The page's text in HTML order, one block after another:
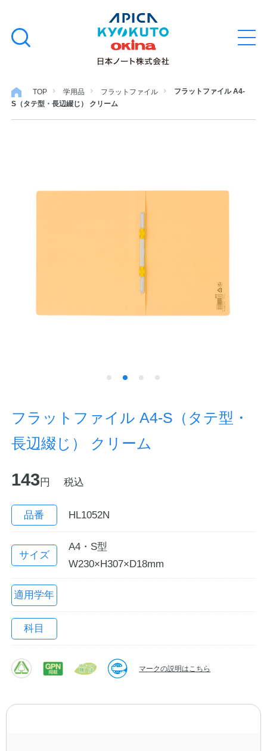
文
キ
ッ
検
る
ノート・メモ
探求・自主学習のすすめ
企業情報 SDGsと未来
カタログ
English
教職員の皆さまへ
TOP 学用品 フラットファイル
フラットファイル A4-
S（タテ型・長辺綴じ） クリーム
フラットファイル A4-S（タテ型・
長辺綴じ） クリーム
143 円 税込
品番 HL1052N
サイズ
A4・S型
W230×H307×D18mm
適用学年
科目
マークの説明はこちら